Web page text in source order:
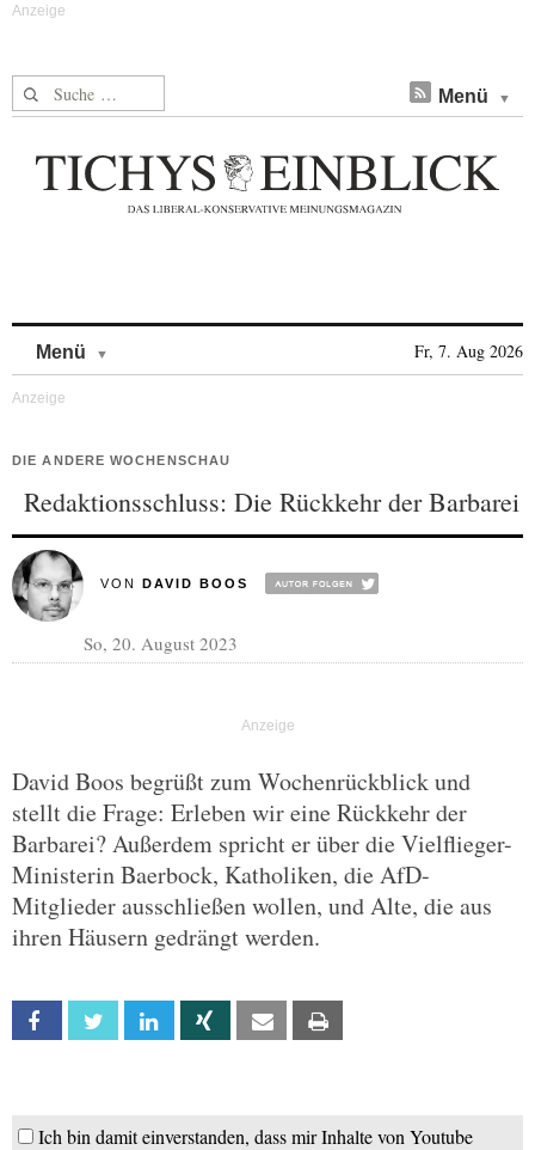
Suche nach: Menü
Menü Fr, 7. Aug 2026
DIE ANDERE WOCHENSCHAU
Redaktionsschluss: Die Rückkehr der Barbarei
VON DAVID BOOS
So, 20. August 2023
David Boos begrüßt zum Wochenrückblick und
stellt die Frage: Erleben wir eine Rückkehr der
Barbarei? Außerdem spricht er über die Vielflieger-
Ministerin Baerbock, Katholiken, die AfD-
Mitglieder ausschließen wollen, und Alte, die aus
ihren Häusern gedrängt werden.
Facebook Twitter Linkedin Xing Email
Ich bin damit einverstanden, dass mir Inhalte von Youtube